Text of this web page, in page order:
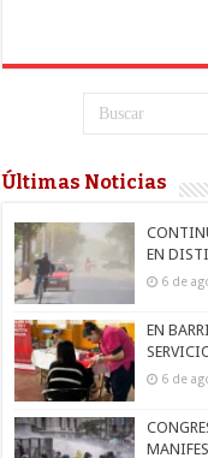
Últimas Noticias
EN
6 de
EN
6 de